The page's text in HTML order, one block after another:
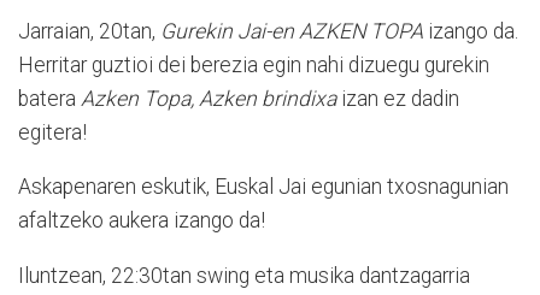
Jarraian, 20tan, Gurekin Jai-en AZKEN TOPA izango da.
Herritar guztioi dei berezia egin nahi dizuegu gurekin
batera Azken Topa, Azken brindixaizan ez dadin
egitera!
Askapenaren eskutik, Euskal Jai egunian txosnagunian
afaltzeko aukera izango da!
Iluntzean, 22:30tan swing eta musika dantzagarria